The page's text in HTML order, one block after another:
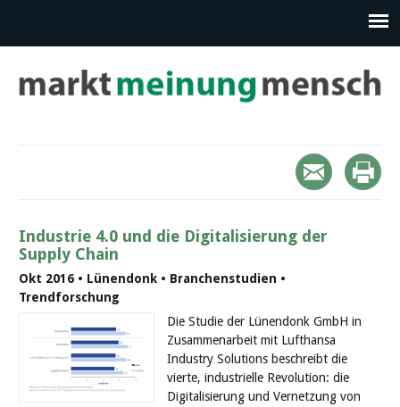
Industrie 4.0 und die Digitalisierung der
Supply Chain
Okt 2016 • Lünendonk • Branchenstudien •
Trendforschung
Die Studie der Lünendonk GmbH in
Zusammenarbeit mit Lufthansa
Industry Solutions beschreibt die
vierte, industrielle Revolution: die
Digitalisierung und Vernetzung von